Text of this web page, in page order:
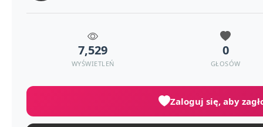
7,529
WYŚWIETLEŃ
0
GŁOSÓW
Zaloguj się, aby